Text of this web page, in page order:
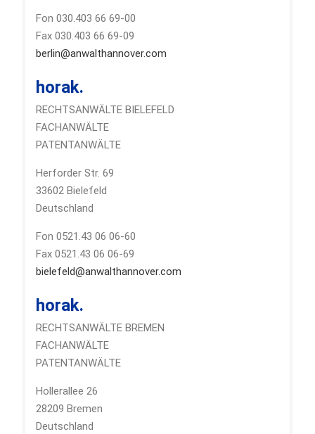
Fon 030.403 66 69-00
Fax 030.403 66 69-09
berlin@anwalthannover.com
horak.
RECHTSANWÄLTE BIELEFELD
FACHANWÄLTE
PATENTANWÄLTE
Herforder Str. 69
33602 Bielefeld
Deutschland
Fon 0521.43 06 06-60
Fax 0521.43 06 06-69
bielefeld@anwalthannover.com
horak.
RECHTSANWÄLTE BREMEN
FACHANWÄLTE
PATENTANWÄLTE
Hollerallee 26
28209 Bremen
Deutschland